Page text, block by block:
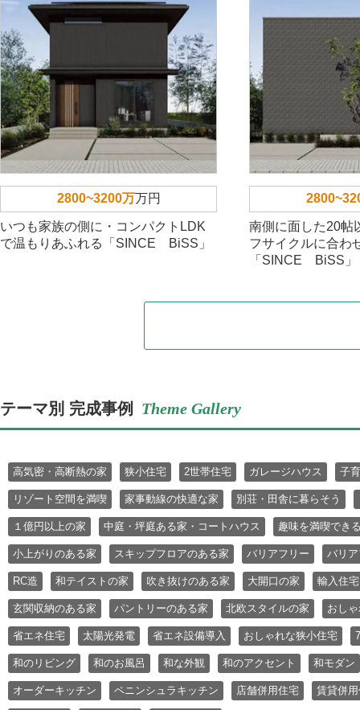
2800~3200万万円
いつも家族の側に・コンパクトLDK
で温もりあふれる「SINCE BiSS」
南側に面した20帖
フサイクルに合わ
「SINCE BiSS」
テーマ別 完成事例 Theme Gallery
高気密・高断熱の家 狭小住宅 2世帯住宅 ガレージハウス 子
リゾート空間を満喫 家事動線の快適な家 別荘・田舎に暮らそう
１億円以上の家 中庭・坪庭ある家・コートハウス 趣味を満喫でき
小上がりのある家 スキップフロアのある家 バリアフリー バリ
RC造 和テイストの家 吹き抜けのある家 大開口の家 輸入住宅
玄関収納のある家 パントリーのある家 北欧スタイルの家 おし
省エネ住宅 太陽光発電 省エネ設備導入 おしゃれな狭小住宅
和のリビング 和のお風呂 和な外観 和のアクセント 和モダン
オーダーキッチン ペニンシュラキッチン 店舗併用住宅 賃貸併